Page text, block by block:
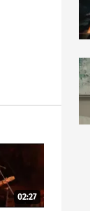
02:27